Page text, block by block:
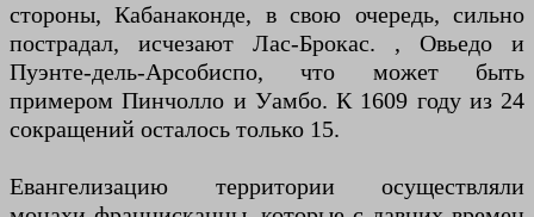
стороны, Кабанаконде, в свою очередь, сильно
пострадал, исчезают Лас-Брокас. , Овьедо и
Пуэнте-дель-Арсобиспо, что может быть
примером Пинчолло и Уамбо. К 1609 году из 24
сокращений осталось только 15.
Евангелизацию территории осуществляли